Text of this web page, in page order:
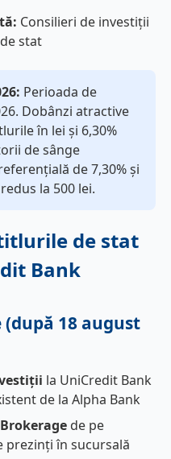
Consilieri de investiții
stat
Perioada de
Dobânzi atractive
în lei și 6,30%
de sânge
de 7,30% și
la 500 lei.
de stat
Bank
18 august
la UniCredit Bank
de la Alpha Bank
de pe
prezinți în sucursală